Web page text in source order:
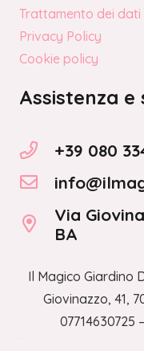
Trattamento dei dati
Privacy Policy
Cookie policy
Assistenza
+39 080
Via
BA
Il Magico Giardino
Giovinazzo, 41,
07714630725